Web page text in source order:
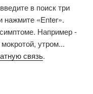
в поиск три
нажмите «Enter».
Например -
утром...
связь.